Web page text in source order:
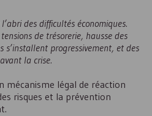
des difficultés économiques.
de trésorerie, hausse des
s’installent progressivement, et des
la crise.
mécanisme légal de réaction
risques et la prévention